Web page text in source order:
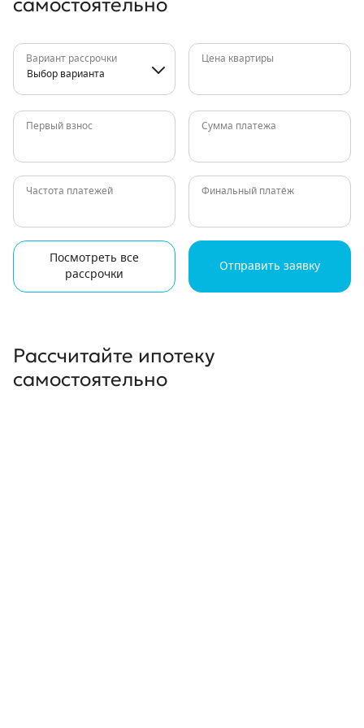
самостоятельно
Вариант рассрочки
Выбор варианта
Цена квартиры
Первый взнос Сумма платежа
Частота платежей Финальный платёж
Посмотреть все
рассрочки
Отправить заявку
Рассчитайте ипотеку
самостоятельно